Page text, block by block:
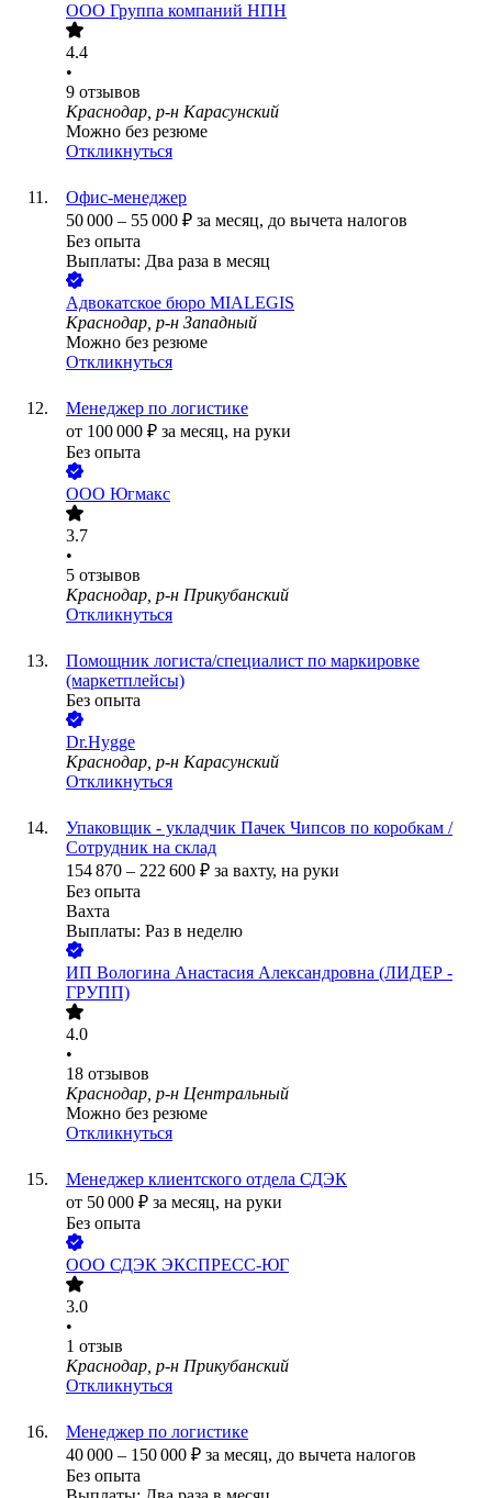
ООО Группа компаний НПН
4.4
•
9 отзывов
Краснодар, р-н Карасунский
Можно без резюме
Откликнуться
Офис-менеджер
50 000 – 55 000 ₽ за месяц, до вычета налогов
Без опыта
Выплаты: Два раза в месяц
Адвокатское бюро MIALEGIS
Краснодар, р-н Западный
Можно без резюме
Откликнуться
Менеджер по логистике
от 100 000 ₽ за месяц, на руки
Без опыта
ООО Югмакс
3.7
•
5 отзывов
Краснодар, р-н Прикубанский
Откликнуться
Помощник логиста/специалист по маркировке
(маркетплейсы)
Без опыта
Dr.Hygge
Краснодар, р-н Карасунский
Откликнуться
Упаковщик - укладчик Пачек Чипсов по коробкам /
Сотрудник на склад
154 870 – 222 600 ₽ за вахту, на руки
Без опыта
Вахта
Выплаты: Раз в неделю
ИП Вологина Анастасия Александровна (ЛИДЕР -
ГРУПП)
4.0
•
18 отзывов
Краснодар, р-н Центральный
Можно без резюме
Откликнуться
Менеджер клиентского отдела СДЭК
от 50 000 ₽ за месяц, на руки
Без опыта
ООО СДЭК ЭКСПРЕСС-ЮГ
3.0
•
1 отзыв
Краснодар, р-н Прикубанский
Откликнуться
Менеджер по логистике
40 000 – 150 000 ₽ за месяц, до вычета налогов
Без опыта